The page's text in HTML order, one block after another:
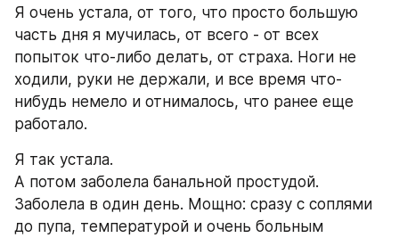
Я очень устала, от того, что просто большую
часть дня я мучилась, от всего - от всех
попыток что-либо делать, от страха. Ноги не
ходили, руки не держали, и все время что-
нибудь немело и отнималось, что ранее еще
работало.
Я так устала.
А потом заболела банальной простудой.
Заболела в один день. Мощно: сразу с соплями
до пупа, температурой и очень больным